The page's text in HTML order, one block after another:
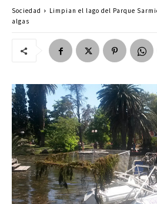
Sociedad
Limpian el lago del Parque
algas